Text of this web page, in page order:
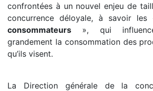
confrontées à un nouvel enjeu de
concurrence déloyale, à savoir les
consommateurs », qui
grandement la consommation des
qu’ils visent.
La Direction générale de la